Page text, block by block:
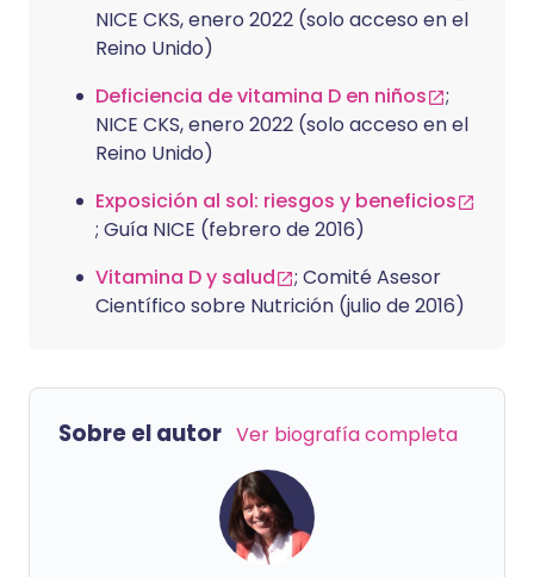
NICE CKS, enero 2022 (solo acceso en el
Reino Unido)
Deficiencia de vitamina D en niños
;
NICE CKS, enero 2022 (solo acceso en el
Reino Unido)
Exposición al sol: riesgos y beneficios
; Guía NICE (febrero de 2016)
Vitamina D y salud
; Comité Asesor
Científico sobre Nutrición (julio de 2016)
Sobre el autor Ver biografía completa